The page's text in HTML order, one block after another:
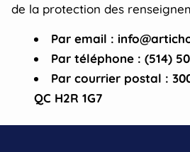
de la protection des
Par email :
Par téléphone : (514)
Par courrier postal :
QC H2R 1G7